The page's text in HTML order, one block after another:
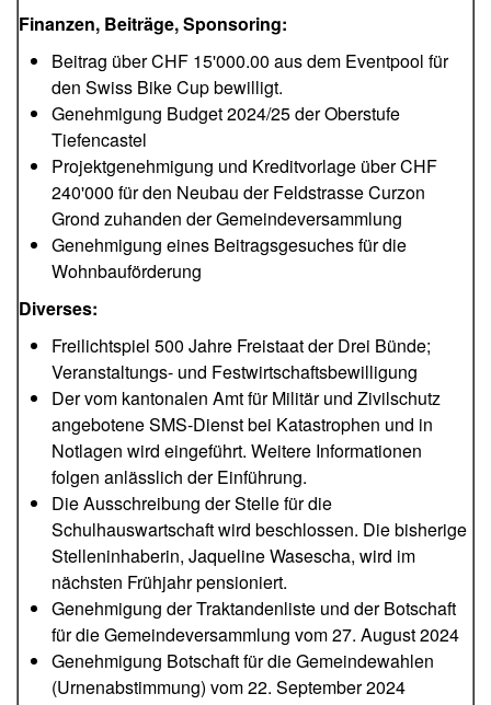
Finanzen, Beiträge, Sponsoring:
Beitrag über CHF 15'000.00 aus dem Eventpool für
den Swiss Bike Cup bewilligt.
Genehmigung Budget 2024/25 der Oberstufe
Tiefencastel
Projektgenehmigung und Kreditvorlage über CHF
240'000 für den Neubau der Feldstrasse Curzon
Grond zuhanden der Gemeindeversammlung
Genehmigung eines Beitragsgesuches für die
Wohnbauförderung
Diverses:
Freilichtspiel 500 Jahre Freistaat der Drei Bünde;
Veranstaltungs- und Festwirtschaftsbewilligung
Der vom kantonalen Amt für Militär und Zivilschutz
angebotene SMS-Dienst bei Katastrophen und in
Notlagen wird eingeführt. Weitere Informationen
folgen anlässlich der Einführung.
Die Ausschreibung der Stelle für die
Schulhauswartschaft wird beschlossen. Die bisherige
Stelleninhaberin, Jaqueline Wasescha, wird im
nächsten Frühjahr pensioniert.
Genehmigung der Traktandenliste und der Botschaft
für die Gemeindeversammlung vom 27. August 2024
Genehmigung Botschaft für die Gemeindewahlen
(Urnenabstimmung) vom 22. September 2024